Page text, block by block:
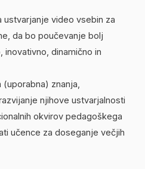
video vsebin za
da bo poučevanje bolj
inovativno, dinamično in
znanja,
njihove ustvarjalnosti
okvirov pedagoškega
učence za doseganje večjih